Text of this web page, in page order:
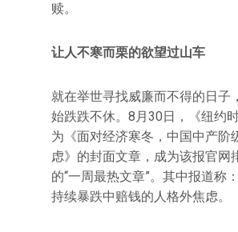
赎。
让人不寒而栗的欲望过山车
就在举世寻找威廉而不得的日子
始跌跌不休。8月30日，《纽约
为《面对经济寒冬，中国中产阶
虑》的封面文章，成为该报官网
的“一周最热文章”。其中报道称
持续暴跌中赔钱的人格外焦虑。